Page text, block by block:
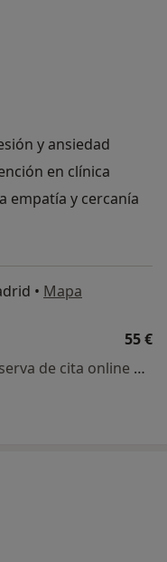
y ansiedad
en clínica
empatía y cercanía
• Mapa
55 €
Este especialista no ofrece reserva de cita online en esta dirección.